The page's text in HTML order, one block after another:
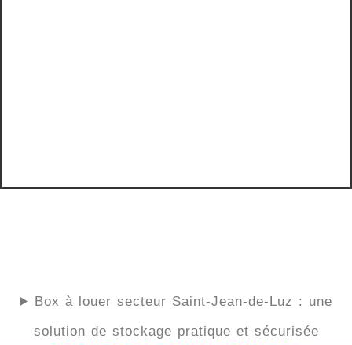
Box à louer secteur Saint-Jean-de-Luz : une
solution de stockage pratique et sécurisée